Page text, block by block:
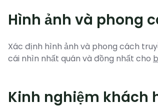
Hình ảnh và phong
Xác định hình ảnh và phong cách
cái nhìn nhất quán và đồng nhất cho
Kinh nghiệm khách